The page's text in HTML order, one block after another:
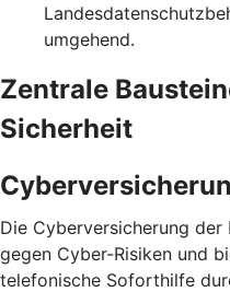
umgehend.
Zentrale
Sicherheit
Die Cyberversicherung
gegen Cyber-Risiken und
telefonische Soforthilfe